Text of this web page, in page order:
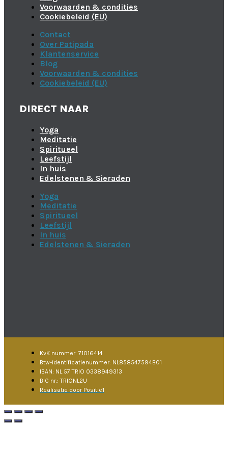
Voorwaarden & condities
Cookiebeleid (EU)
Contact
Over Patipada
Klantenservice
Blog
Voorwaarden & condities
Cookiebeleid (EU)
DIRECT NAAR
Yoga
Meditatie
Spiritueel
Leefstijl
In huis
Edelstenen & Sieraden
Yoga
Meditatie
Spiritueel
Leefstijl
In huis
Edelstenen & Sieraden
KvK nummer: 71016414
Btw-identificatienummer: NL858547594B01
IBAN: NL 57 TRIO 0338949313
BIC nr.: TRIONL2U
Realisatie door Positie1